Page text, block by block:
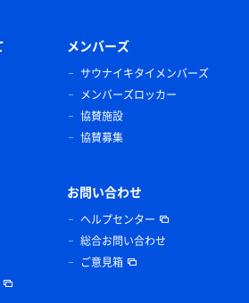
メンバーズ
サウナイキタイメンバーズ
メンバーズロッカー
協賛施設
協賛募集
お問い合わせ
ヘルプセンター
総合お問い合わせ
ご意見箱